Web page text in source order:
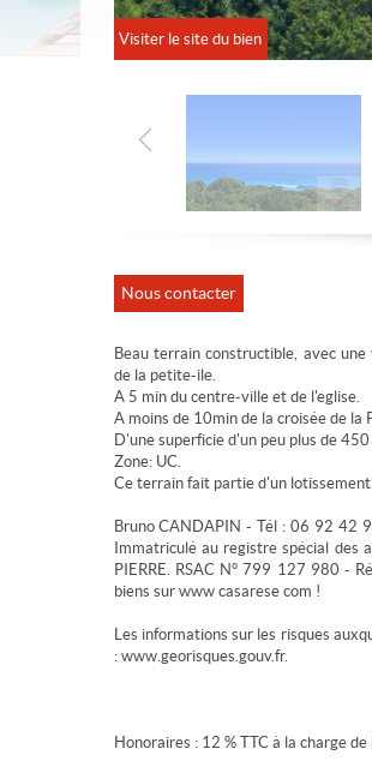
Visiter le site du bien
Nous contacter
Beau terrain constructible, avec
de la petite-ile.
A 5 min du centre-ville et de l'eglise.
A moins de 10min de la croisée de la
D'une superficie d'un peu plus de
Zone: UC.
Ce terrain fait partie d'un lotissement.
Bruno CANDAPIN - Tél : 06 92 42
Immatriculé au registre spécial des
PIERRE. RSAC N° 799 127 980 -
biens sur www casarese com !
Les informations sur les risques
: www.georisques.gouv.fr.
Honoraires : 12 % TTC à la charge